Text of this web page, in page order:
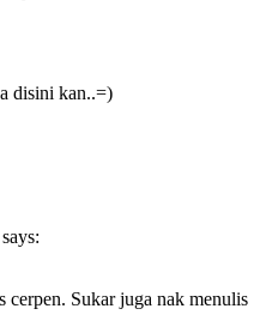
disini kan..=)
says:
cerpen. Sukar juga nak menulis